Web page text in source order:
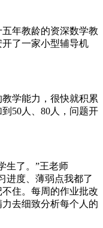
年教龄的资深数学教
了一家小型辅导机
学能力，很快就积累
50人、80人，问题开
生了。”王老师
进度、薄弱点我都了
住。每周的作业批改
去细致分析每个人的